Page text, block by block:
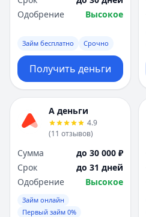
Одобрение
Высокое
Займ бесплатно Срочно
Получить деньги
А деньги
4.9
(11 отзывов)
Сумма
до 30 000 ₽
Срок
до 31 дней
Одобрение
Высокое
Займ онлайн
Первый займ 0%